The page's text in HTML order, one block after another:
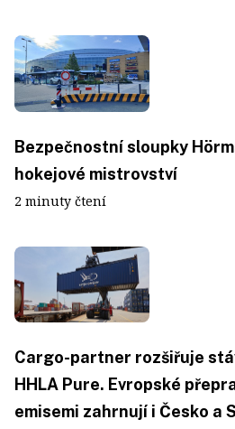
Bezpečnostní sloupky
hokejové mistrovství
2 minuty čtení
Cargo-partner rozšiřuje
HHLA Pure. Evropské
emisemi zahrnují i Česko a